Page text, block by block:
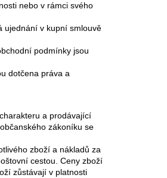
nebo v rámci svého
ujednání v kupní smlouvě
podmínky jsou
dotčena práva a
a prodávající
zákoníku se
zboží a nákladů za
cestou. Ceny zboží
zůstávají v platnosti